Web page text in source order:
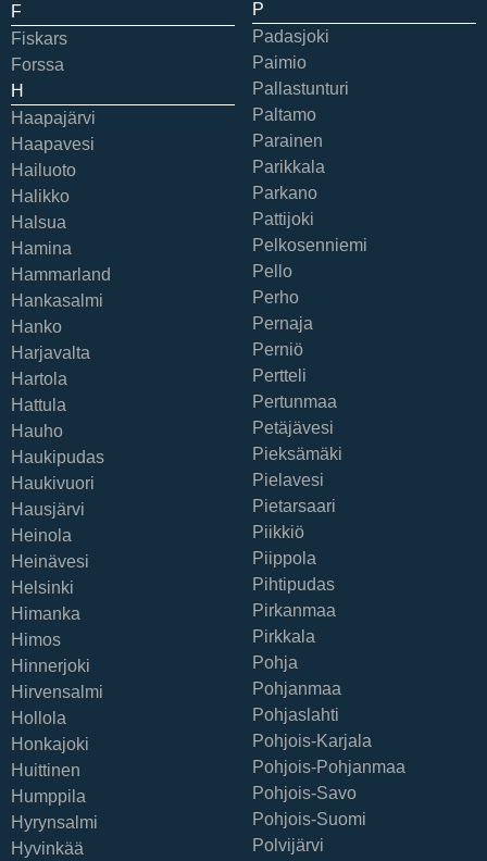
F
Fiskars
Forssa
H
Haapajärvi
Haapavesi
Hailuoto
Halikko
Halsua
Hamina
Hammarland
Hankasalmi
Hanko
Harjavalta
Hartola
Hattula
Hauho
Haukipudas
Haukivuori
Hausjärvi
Heinola
Heinävesi
Helsinki
Himanka
Himos
Hinnerjoki
Hirvensalmi
Hollola
Honkajoki
Huittinen
Humppila
Hyrynsalmi
Hyvinkää
P
Padasjoki
Paimio
Pallastunturi
Paltamo
Parainen
Parikkala
Parkano
Pattijoki
Pelkosenniemi
Pello
Perho
Pernaja
Perniö
Pertteli
Pertunmaa
Petäjävesi
Pieksämäki
Pielavesi
Pietarsaari
Piikkiö
Piippola
Pihtipudas
Pirkanmaa
Pirkkala
Pohja
Pohjanmaa
Pohjaslahti
Pohjois-Karjala
Pohjois-Pohjanmaa
Pohjois-Savo
Pohjois-Suomi
Polvijärvi